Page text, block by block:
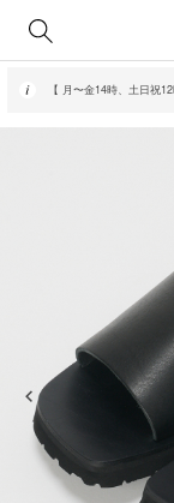
【 月〜金14時、土日祝
【 アウトレット・20〜
【 月〜金14時、土日祝